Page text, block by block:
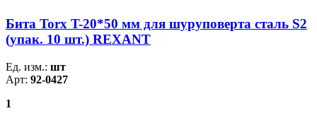
Бита Torx T-20*50 мм для шуруповерта сталь S2
(упак. 10 шт.) REXANT
Ед. изм.: шт
Арт: 92-0427
1